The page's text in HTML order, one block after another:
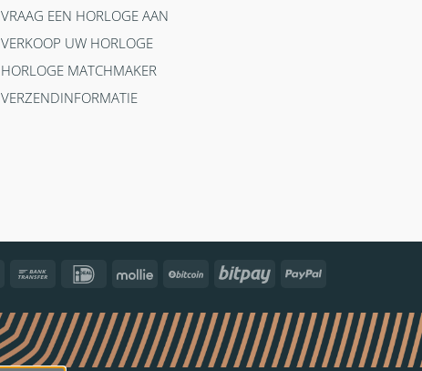
VRAAG EEN HORLOGE AAN
VERKOOP UW HORLOGE
HORLOGE MATCHMAKER
VERZENDINFORMATIE
Bancontact Bank
IDeal Mollie BitCoin Bitpay PayPal